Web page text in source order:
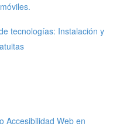
tecnologías: Instalación y
Accesibilidad Web en